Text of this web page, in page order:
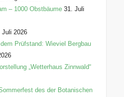
– 1000 Obstbäume 31. Juli
Juli 2026
Prüfstand: Wieviel Bergbau
„Wetterhaus Zinnwald“
des der Botanischen